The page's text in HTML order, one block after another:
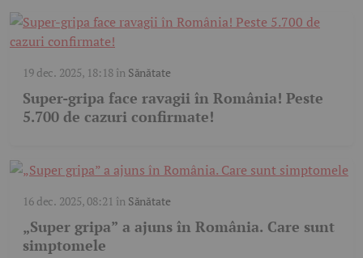
19 dec. 2025, 18:18în Sănătate
Super-gripa face ravagii în România! Peste
5.700 de cazuri confirmate!
16 dec. 2025, 08:21 în Sănătate
„Super gripa” a ajuns în România. Care sunt
simptomele